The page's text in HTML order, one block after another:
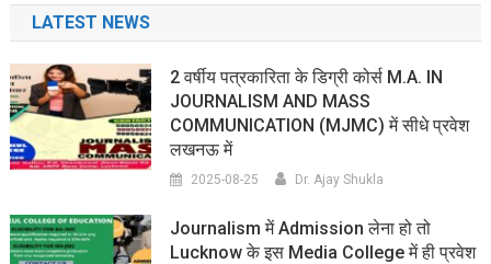
LATEST NEWS
2 वर्षीय पत्रकारिता के डिग्री कोर्स M.A. IN
JOURNALISM AND MASS
COMMUNICATION (MJMC) में सीधे प्रवेश
लखनऊ में
2025-08-25 Dr. Ajay Shukla
Journalism में Admission लेना हो तो
Lucknow के इस Media College में ही प्रवेश